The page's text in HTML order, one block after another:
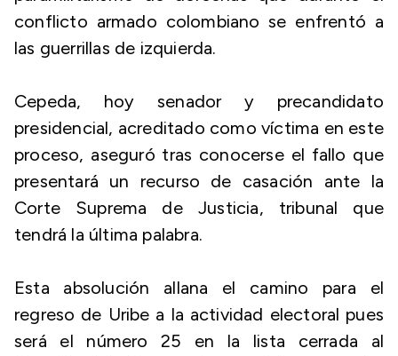
conflicto armado colombiano se enfrentó a
las guerrillas de izquierda.
Cepeda, hoy senador y precandidato
presidencial, acreditado como víctima en este
proceso, aseguró tras conocerse el fallo que
presentará un recurso de casación ante la
Corte Suprema de Justicia, tribunal que
tendrá la última palabra.
Esta absolución allana el camino para el
regreso de Uribe a la actividad electoral pues
será el número 25 en la lista cerrada al